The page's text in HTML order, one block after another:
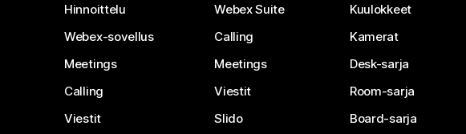
Hinnoittelu
Webex-sovellus
Meetings
Calling
Viestit
Webex Suite
Calling
Meetings
Viestit
Slido
Kuulokkeet
Kamerat
Desk-sarja
Room-sarja
Board-sarja